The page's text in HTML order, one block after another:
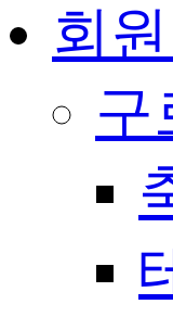
회
구